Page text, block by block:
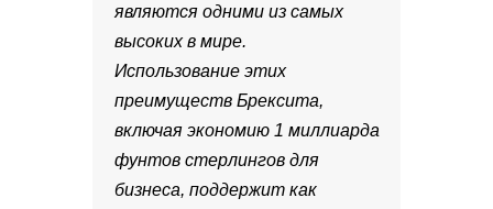
являются одними из самых
высоких в мире.
Использование этих
преимуществ Брексита,
включая экономию 1 миллиарда
фунтов стерлингов для
бизнеса, поддержит как